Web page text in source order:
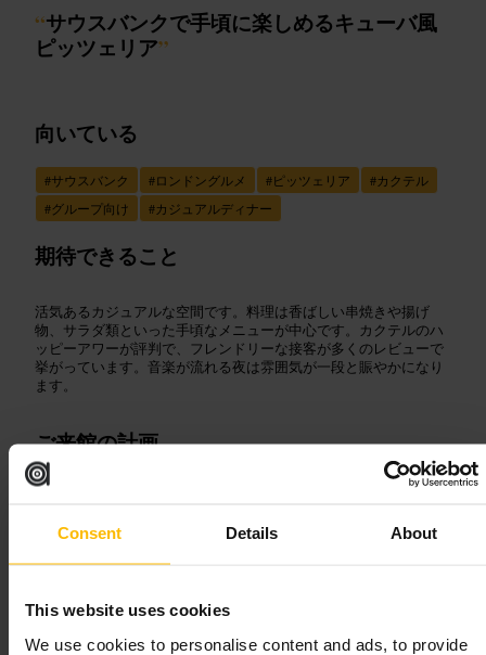
Consent Details About
This website uses cookies
We use cookies to personalise content and ads, to provide
“サウスバンクで手頃に楽しめるキューバ風
ピッツェリア”
向いている
#サウスバンク #ロンドングルメ #ピッツェリア #カクテル
#グループ向け #カジュアルディナー
期待できること
活気あるカジュアルな空間です。料理は香ばしい串焼きや揚げ
物、サラダ類といった手頃なメニューが中心です。カクテルのハ
ッピーアワーが評判で、フレンドリーな接客が多くのレビューで
挙がっています。音楽が流れる夜は雰囲気が一段と賑やかになり
ます。
ご来館の計画
プレートや串焼きは取り分けに向きます。メニューは日により一
めに注文すると安心です。
http://www.cubana.co.uk/
48 ローワー・マーシュ、ロンドン SE1 7AB、イギリス